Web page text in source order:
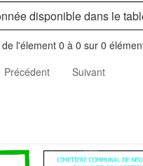
disponible dans le
l'élement 0 à 0 sur 0
Précédent
Suivant